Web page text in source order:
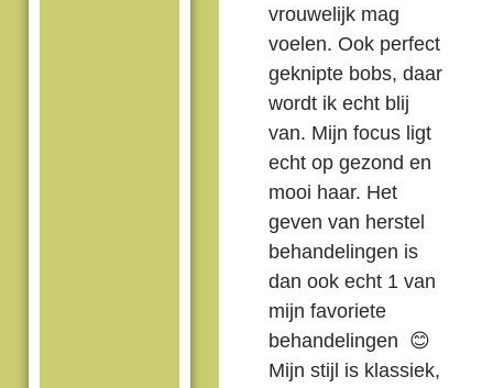
vrouwelijk mag
voelen. Ook perfect
geknipte bobs, daar
wordt ik echt blij
van. Mijn focus ligt
echt op gezond en
mooi haar. Het
geven van herstel
behandelingen is
dan ook echt 1 van
mijn favoriete
behandelingen 😊
Mijn stijl is klassiek,